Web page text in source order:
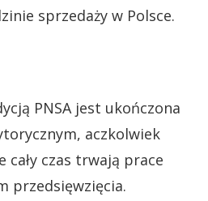
sprzedaży w Polsce.
PNSA jest ukończona
aczkolwiek
cały czas trwają prace
przedsięwzięcia.